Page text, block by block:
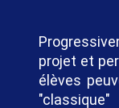
projet et
élèves